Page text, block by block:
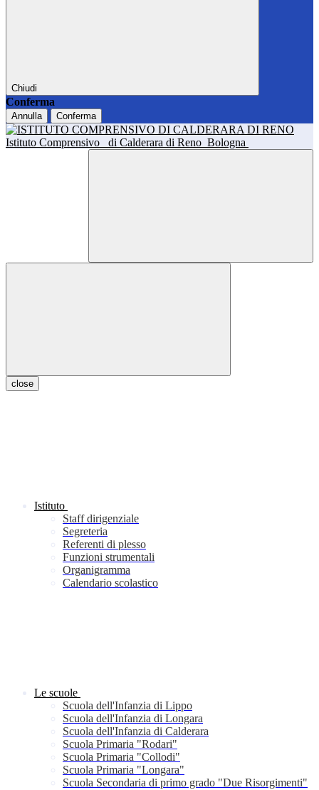
Chiudi
Conferma
Annulla Conferma
Istituto Comprensivo di Calderara di Reno Bologna
close
Istituto
Staff dirigenziale
Segreteria
Referenti di plesso
Funzioni strumentali
Organigramma
Calendario scolastico
Le scuole
Scuola dell'Infanzia di Lippo
Scuola dell'Infanzia di Longara
Scuola dell'Infanzia di Calderara
Scuola Primaria "Rodari"
Scuola Primaria "Collodi"
Scuola Primaria "Longara"
Scuola Secondaria di primo grado "Due Risorgimenti"